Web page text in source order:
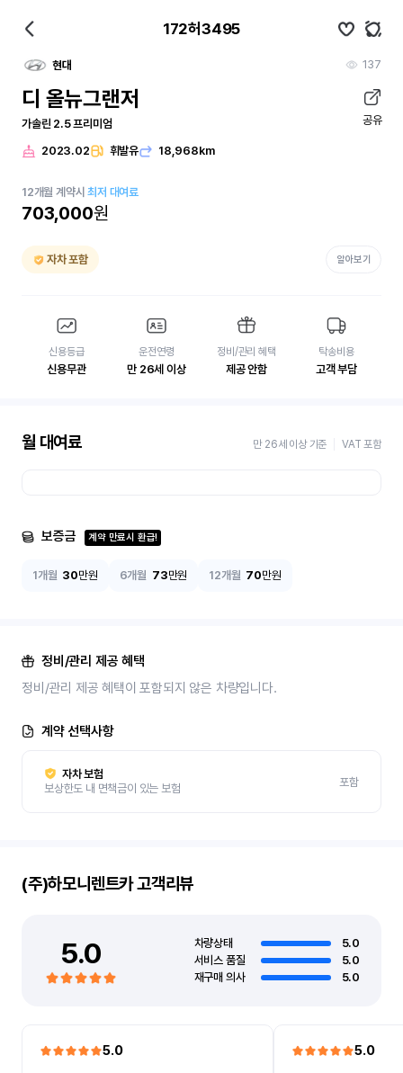
172허3495
현대 137
디 올뉴그랜저
가솔린 2.5 프리미엄 공유
2023.02 휘발유 18,968km
12개월 계약시최저 대여료
703,000원
자차 포함 알아보기
신용등급
신용무관
운전연령
만 26세 이상
정비/관리 혜택
제공 안함
탁송비용
고객 부담
월 대여료 만 26세 이상 기준 VAT 포함
보증금 계약 만료시 환급!
1개월 30만원 6개월 73만원 12개월 70만원
정비/관리 제공 혜택
정비/관리 제공 혜택이 포함되지 않은 차량입니다.
계약 선택사항
자차 보험
보상한도 내 면책금이 있는 보험
포함
(주)하모니렌트카고객리뷰
5.0 차량상태
5.0
서비스 품질
5.0
재구매 의사
5.0
5.0 5.0